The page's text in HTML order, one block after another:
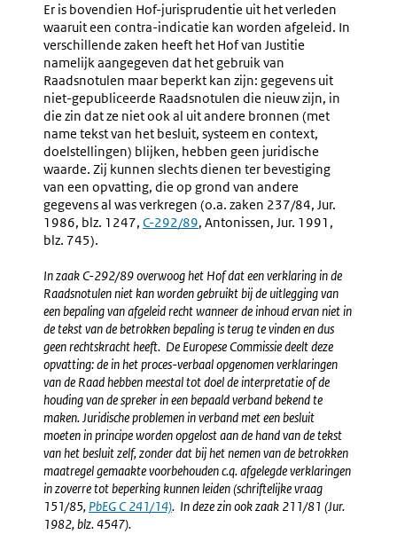
Er is bovendien Hof-jurisprudentie uit het verleden
waaruit een contra-indicatie kan worden afgeleid. In
verschillende zaken heeft het Hof van Justitie
namelijk aangegeven dat het gebruik van
Raadsnotulen maar beperkt kan zijn: gegevens uit
niet-gepubliceerde Raadsnotulen die nieuw zijn, in
die zin dat ze niet ook al uit andere bronnen (met
name tekst van het besluit, systeem en context,
doelstellingen) blijken, hebben geen juridische
waarde. Zij kunnen slechts dienen ter bevestiging
van een opvatting, die op grond van andere
gegevens al was verkregen (o.a. zaken 237/84, Jur.
1986, blz. 1247, Externe
C-292/89, Antonissen, Jur. 1991,
blz. 745).
In zaak C-292/89 overwoog het Hof dat een verklaring in de
Raadsnotulen niet kan worden gebruikt bij de uitlegging van
een bepaling van afgeleid recht wanneer de inhoud ervan niet in
de tekst van de betrokken bepaling is terug te vinden en dus
geen rechtskracht heeft. De Europese Commissie deelt deze
opvatting: de in het proces-verbaal opgenomen verklaringen
van de Raad hebben meestal tot doel de interpretatie of de
houding van de spreker in een bepaald verband bekend te
maken. Juridische problemen in verband met een besluit
moeten in principe worden opgelost aan de hand van de tekst
van het besluit zelf, zonder dat bij het nemen van de betrokken
maatregel gemaakte voorbehouden c.q. afgelegde verklaringen
in zoverre tot beperking kunnen leiden (schriftelijke vraag
151/85, Externe
link:
PbEG C 241/14). In deze zin ook zaak 211/81 (Jur.
1982, blz. 4547).